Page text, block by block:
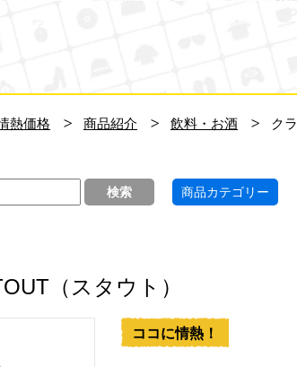
熱価格 商品紹介 飲料・お酒 ク
商品カテゴリー
（スタウト）
ココに情熱！